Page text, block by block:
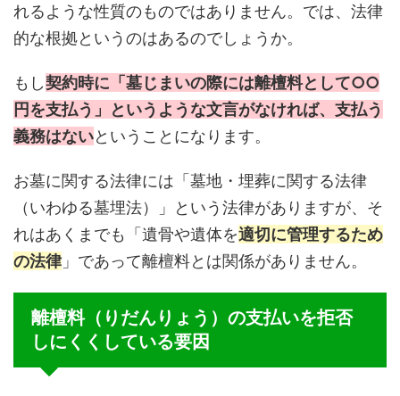
れるような性質のものではありません。では、法律
的な根拠というのはあるのでしょうか。
もし契約時に「墓じまいの際には離檀料として○○
円を支払う」というような文言がなければ、支払う
義務はないということになります。
お墓に関する法律には「墓地・埋葬に関する法律
（いわゆる墓埋法）」という法律がありますが、そ
れはあくまでも「遺骨や遺体を適切に管理するため
の法律」であって離檀料とは関係がありません。
離檀料（りだんりょう）の支払いを拒否
しにくくしている要因